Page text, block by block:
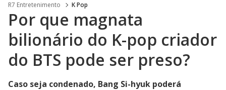
R7 Entretenimento K Pop
Por que magnata
bilionário do K-pop criador
do BTS pode ser preso?
Caso seja condenado, Bang Si-hyuk poderá